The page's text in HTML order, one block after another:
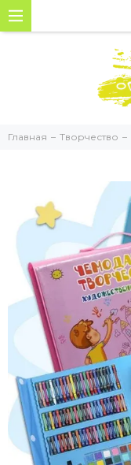
Главная Творчество